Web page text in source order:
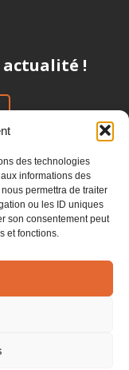
des technologies
informations des
permettra de traiter
ou les ID uniques
son consentement peut
et fonctions.
!
!